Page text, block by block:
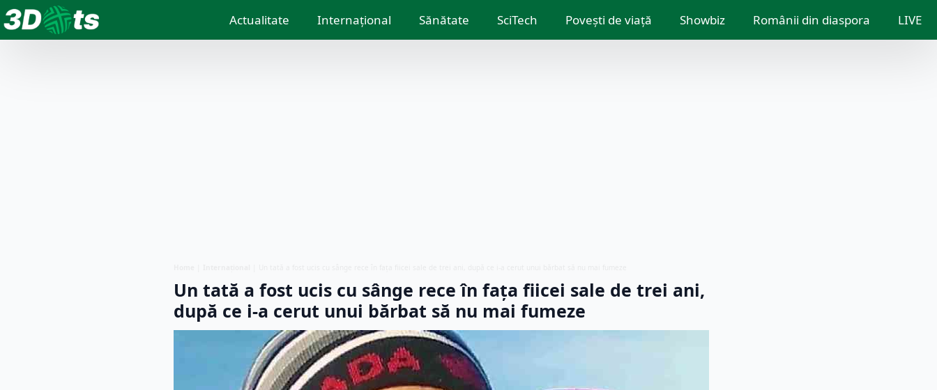
Actualitate Internațional Sănătate SciTech Povești de viață Showbiz Românii din diaspora LIVE
Un tată a fost ucis cu sânge rece în fața fiicei sale de trei ani,
după ce i-a cerut unui bărbat să nu mai fumeze